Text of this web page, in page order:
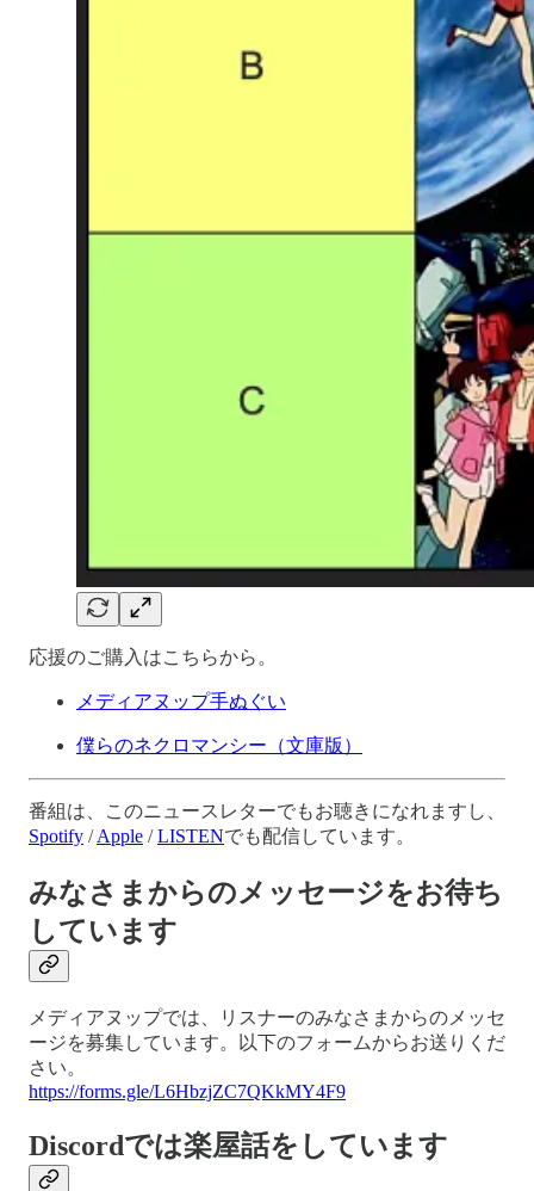
応援のご購入はこちらから。
メディアヌップ手ぬぐい
僕らのネクロマンシー（文庫版）
番組は、このニュースレターでもお聴きになれますし、
Spotify /Apple /LISTENでも配信しています。
みなさまからのメッセージをお待ち
しています
メディアヌップでは、リスナーのみなさまからのメッセ
ージを募集しています。以下のフォームからお送りくだ
さい。
https://forms.gle/L6HbzjZC7QKkMY4F9
Discordでは楽屋話をしています